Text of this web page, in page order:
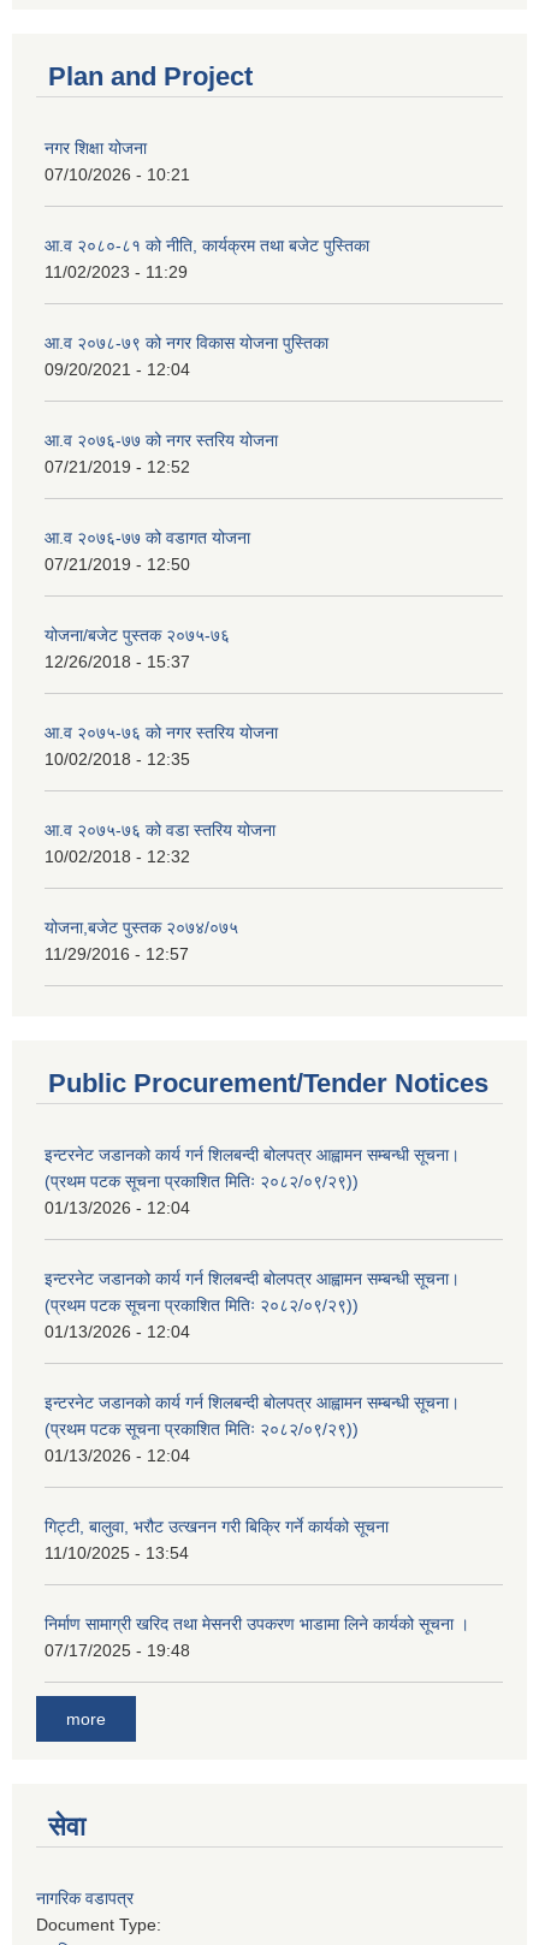
Plan and Project
नगर शिक्षा योजना
07/10/2026 - 10:21
आ.व २०८०-८१ को नीति, कार्यक्रम तथा बजेट पुस्तिका
11/02/2023 - 11:29
आ.व २०७८-७९ को नगर विकास योजना पुस्तिका
09/20/2021 - 12:04
आ.व २०७६-७७ को नगर स्तरिय योजना
07/21/2019 - 12:52
आ.व २०७६-७७ को वडागत योजना
07/21/2019 - 12:50
योजना/बजेट पुस्तक २०७५-७६
12/26/2018 - 15:37
आ.व २०७५-७६ को नगर स्तरिय योजना
10/02/2018 - 12:35
आ.व २०७५-७६ को वडा स्तरिय योजना
10/02/2018 - 12:32
योजना,बजेट पुस्तक २०७४/०७५
11/29/2016 - 12:57
Public Procurement/Tender Notices
इन्टरनेट जडानको कार्य गर्न शिलबन्दी बोलपत्र आह्वामन सम्बन्धी सूचना।
(प्रथम पटक सूचना प्रकाशित मितिः २०८२/०९/२९))
01/13/2026 - 12:04
इन्टरनेट जडानको कार्य गर्न शिलबन्दी बोलपत्र आह्वामन सम्बन्धी सूचना।
(प्रथम पटक सूचना प्रकाशित मितिः २०८२/०९/२९))
01/13/2026 - 12:04
इन्टरनेट जडानको कार्य गर्न शिलबन्दी बोलपत्र आह्वामन सम्बन्धी सूचना।
(प्रथम पटक सूचना प्रकाशित मितिः २०८२/०९/२९))
01/13/2026 - 12:04
गिट्टी, बालुवा, भरौट उत्खनन गरी बिक्रि गर्ने कार्यको सूचना
11/10/2025 - 13:54
निर्माण सामाग्री खरिद तथा मेसनरी उपकरण भाडामा लिने कार्यको सूचना ।
07/17/2025 - 19:48
more
सेवा
नागरिक वडापत्र
Document Type: